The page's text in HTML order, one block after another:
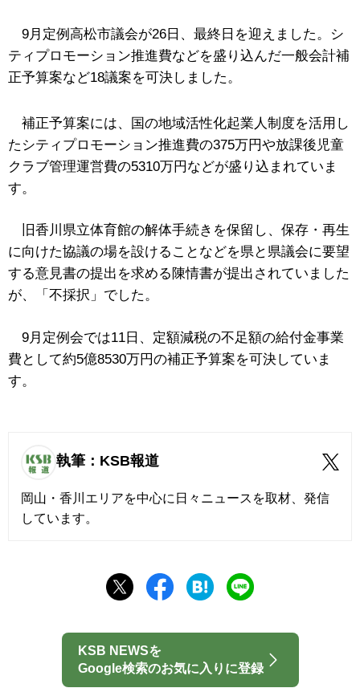
9月定例高松市議会が26日、最終日を迎えました。シ
ティプロモーション推進費などを盛り込んだ一般会計補
正予算案など18議案を可決しました。
補正予算案には、国の地域活性化起業人制度を活用し
たシティプロモーション推進費の375万円や放課後児童
クラブ管理運営費の5310万円などが盛り込まれていま
す。
旧香川県立体育館の解体手続きを保留し、保存・再生
に向けた協議の場を設けることなどを県と県議会に要望
する意見書の提出を求める陳情書が提出されていました
が、「不採択」でした。
9月定例会では11日、 定額減税の不足額の給付金事業
費として約5億8530万円の補正予算案を可決していま
す。
執筆：KSB報道
岡山・香川エリアを中心に日々ニュースを取材、発信
しています。
KSB NEWSを
Google検索のお気に入りに登録